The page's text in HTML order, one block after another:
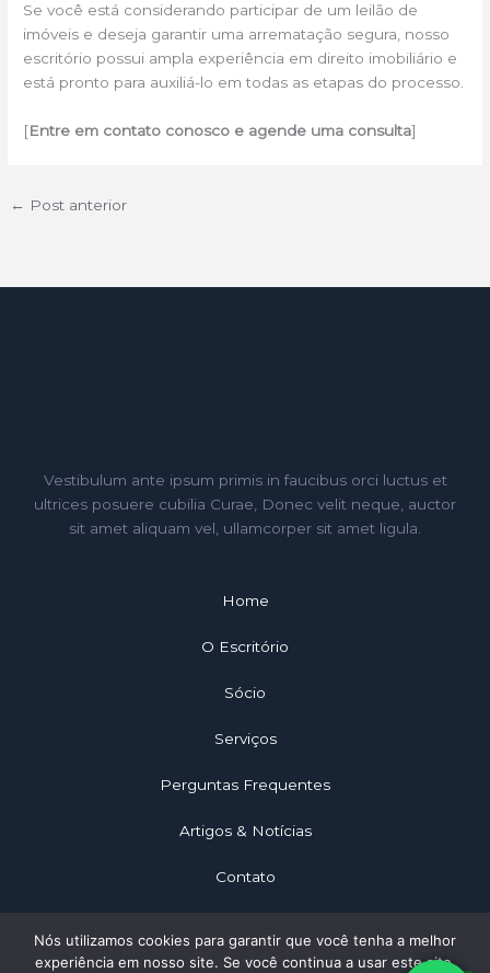
Se você está considerando participar de um leilão de
imóveis e deseja garantir uma arrematação segura, nosso
escritório possui ampla experiência em direito imobiliário e
está pronto para auxiliá-lo em todas as etapas do processo.
[Entre em contato conosco e agende uma consulta]
← Post anterior
Vestibulum ante ipsum primis in faucibus orci luctus et
ultrices posuere cubilia Curae, Donec velit neque, auctor
sit amet aliquam vel, ullamcorper sit amet ligula.
Home
O Escritório
Sócio
Serviços
Perguntas Frequentes
Artigos & Notícias
Contato
Nós utilizamos cookies para garantir que você tenha a melhor
experiência em nosso site. Se você continua a usar este site,